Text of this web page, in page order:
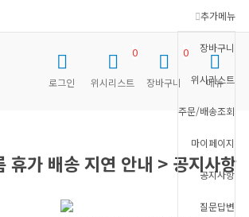
추가메뉴
장바구니
위시리스트
주문/배송조회
마이페이지
공지사항
질문답변
로그인 위시리스트
0
장바구니
0
메뉴
휴가 배송 지연 안내 > 공지사항